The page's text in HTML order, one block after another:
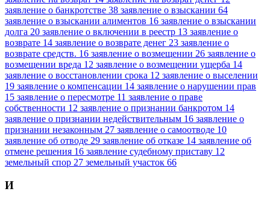
заявление о банкротстве 38 заявление о взыскании 64
заявление о взыскании алиментов 16 заявление о взыскании
долга 20 заявление о включении в реестр 13 заявление о
возврате 14 заявление о возврате денег 23 заявление о
возврате средств. 16 заявление о возмещении 26 заявление о
возмещении вреда 12 заявление о возмещении ущерба 14
заявление о восстановлении срока 12 заявление о выселении
19 заявление о компенсации 14 заявление о нарушении прав
15 заявление о пересмотре 11 заявление о праве
собственности 12 заявление о признании банкротом 14
заявление о признании недействительным 16 заявление о
признании незаконным 27 заявление о самоотводе 10
заявление об отводе 29 заявление об отказе 14 заявление об
отмене решения 16 заявление судебному приставу 12
земельный спор 27 земельный участок 66
И